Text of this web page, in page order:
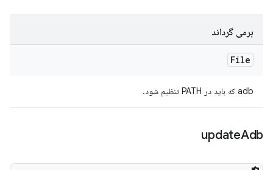
برمی گرداند
File
adb که باید در PATH تنظیم شود.
updateAdb